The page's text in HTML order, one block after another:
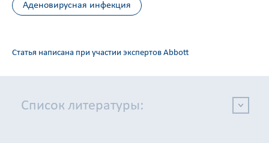
Аденовирусная инфекция
Статья написана при участии экспертов Abbott
Список литературы: